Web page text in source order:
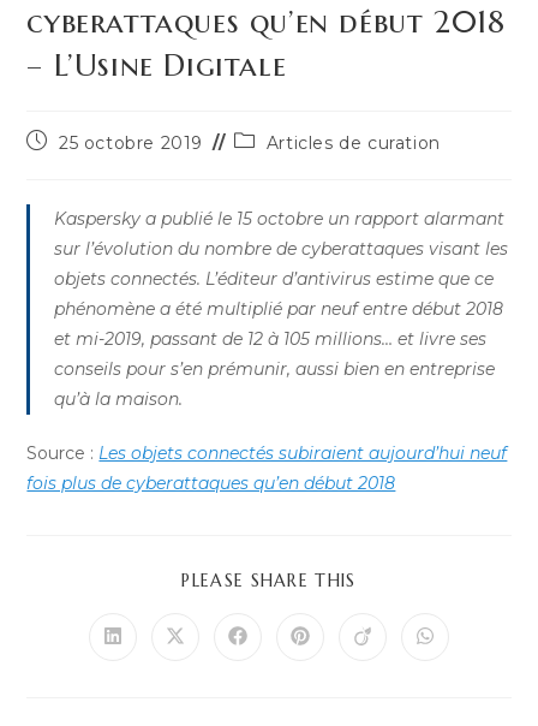
cyberattaques qu’en début 2018
– L’Usine Digitale
Publication
25 octobre 2019
PostArticles de curation
Kaspersky a publié le 15 octobre un rapport alarmant
sur l’évolution du nombre de cyberattaques visant les
objets connectés. L’éditeur d’antivirus estime que ce
phénomène a été multiplié par neuf entre début 2018
et mi-2019, passant de 12 à 105 millions… et livre ses
conseils pour s’en prémunir, aussi bien en entreprise
qu’à la maison.
Source : Les objets connectés subiraient aujourd’hui neuf
fois plus de cyberattaques qu’en début 2018
PLEASE SHARE THIS
Ouvrir
Ouvrir Ouvrir Ouvrir Ouvrir Ouvrir